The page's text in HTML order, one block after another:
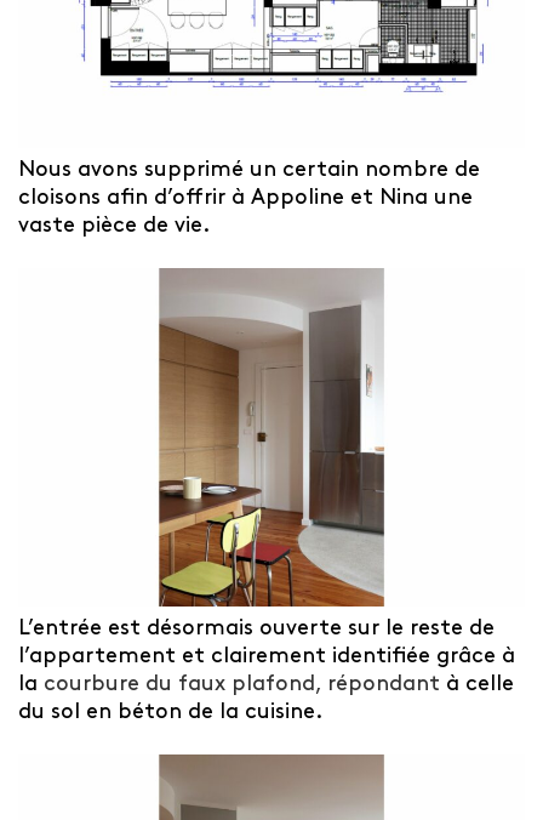
Nous avons supprimé un certain nombre de
cloisons afin d’offrir à Appoline et Nina une
vaste pièce de vie.
L’entrée est désormais ouverte sur le reste de
l’appartement et clairement identifiée grâce à
la courbure du faux plafond, répondant à celle
du sol en béton de la cuisine.